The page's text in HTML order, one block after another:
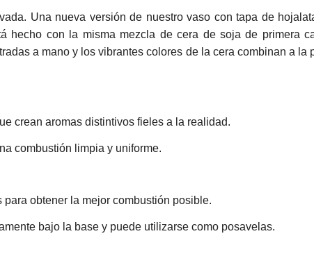
Una nueva versión de nuestro vaso con tapa de
hecho con la misma mezcla de cera de soja de primera
a mano y los vibrantes colores de la cera combinan a
crean aromas distintivos fieles a la realidad.
combustión limpia y uniforme.
obtener la mejor combustión posible.
bajo la base y puede utilizarse como posavelas.